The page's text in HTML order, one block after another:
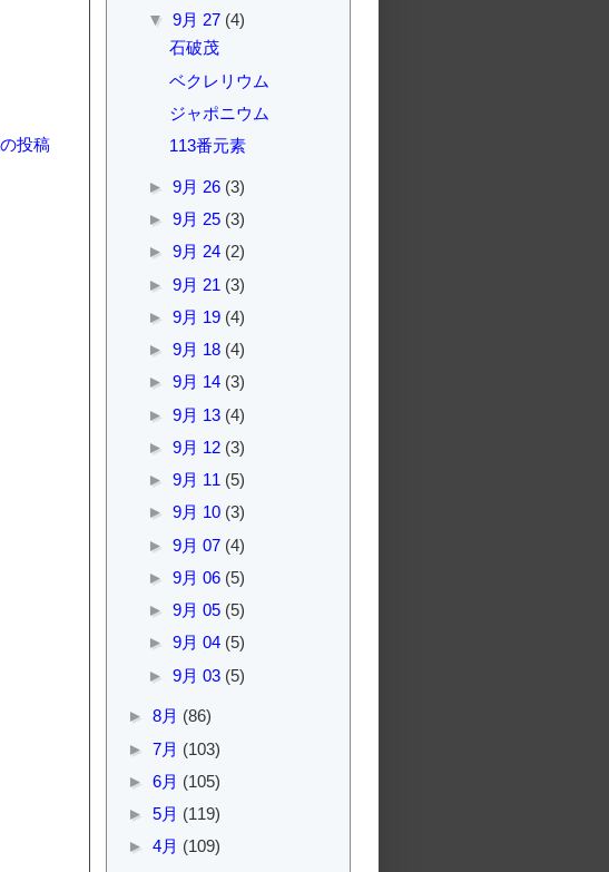
投稿
▼ 9月 27 (4)
石破茂
ベクレリウム
ジャポニウム
113番元素
► 9月 26 (3)
► 9月 25 (3)
► 9月 24 (2)
► 9月 21 (3)
► 9月 19 (4)
► 9月 18 (4)
► 9月 14 (3)
► 9月 13 (4)
► 9月 12 (3)
► 9月 11 (5)
► 9月 10 (3)
► 9月 07 (4)
► 9月 06 (5)
► 9月 05 (5)
► 9月 04 (5)
► 9月 03 (5)
► 8月 (86)
► 7月 (103)
► 6月 (105)
► 5月 (119)
► 4月 (109)